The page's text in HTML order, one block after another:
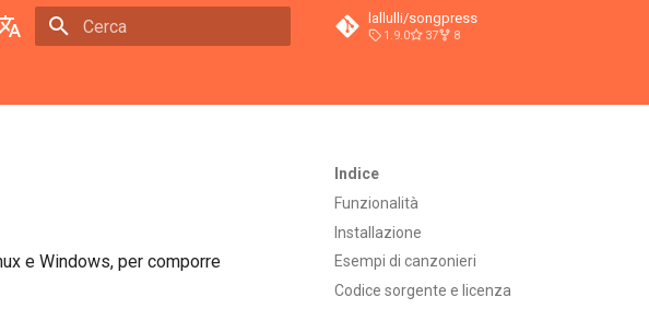
lallulli/songpress
1.9.0 37 8
Indice
Funzionalità
Installazione
Esempi di canzonieri
Codice sorgente e licenza
e Windows, per comporre